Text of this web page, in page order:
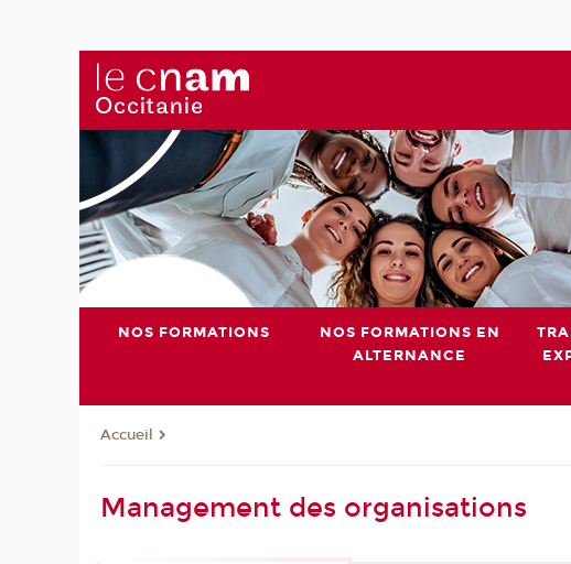
NOS FORMATIONS
NOS FORMATIONS EN
ALTERNANCE
Accueil
Management des organisations